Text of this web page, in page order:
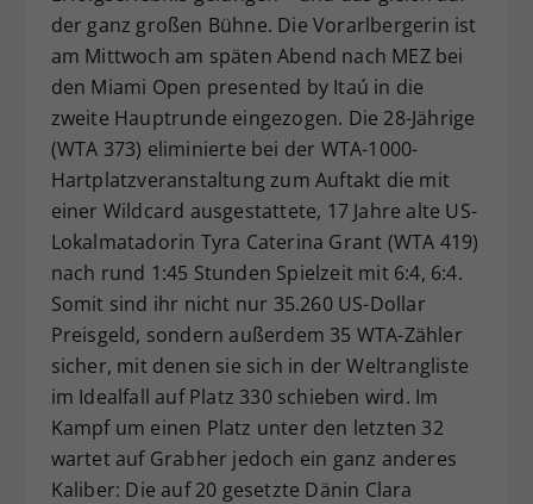
der ganz großen Bühne. Die Vorarlbergerin ist
am Mittwoch am späten Abend nach MEZ bei
den Miami Open presented by Itaú in die
zweite Hauptrunde eingezogen. Die 28-Jährige
(WTA 373) eliminierte bei der WTA-1000-
Hartplatzveranstaltung zum Auftakt die mit
einer Wildcard ausgestattete, 17 Jahre alte US-
Lokalmatadorin Tyra Caterina Grant (WTA 419)
nach rund 1:45 Stunden Spielzeit mit 6:4, 6:4.
Somit sind ihr nicht nur 35.260 US-Dollar
Preisgeld, sondern außerdem 35 WTA-Zähler
sicher, mit denen sie sich in der Weltrangliste
im Idealfall auf Platz 330 schieben wird. Im
Kampf um einen Platz unter den letzten 32
wartet auf Grabher jedoch ein ganz anderes
Kaliber: Die auf 20 gesetzte Dänin Clara
Zweck
Dieser Wert speichert Ihre Consent-
Einstellungen. Unter anderem eine
zufällig generierte ID, für die
historische Speicherung Ihrer
vorgenommen Einstellungen, falls der
Webseiten-Betreiber dies eingestellt
hat.